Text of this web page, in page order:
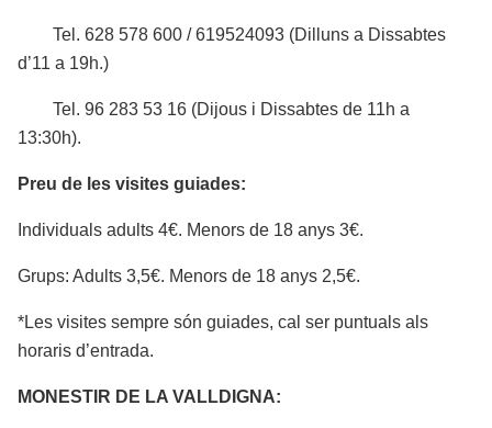
Tel. 628 578 600 / 619524093 (Dilluns a Dissabtes
d’11 a 19h.)
Tel. 96 283 53 16 (Dijous i Dissabtes de 11h a
13:30h).
Preu de les visites guiades:
Individuals adults 4€. Menors de 18 anys 3€.
Grups: Adults 3,5€. Menors de 18 anys 2,5€.
*Les visites sempre són guiades, cal ser puntuals als
horaris d’entrada.
MONESTIR DE LA VALLDIGNA: